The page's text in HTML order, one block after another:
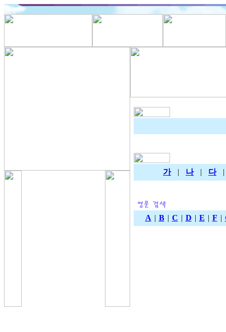
가 | 나 | 다 |
A | B | C | D | E | F |